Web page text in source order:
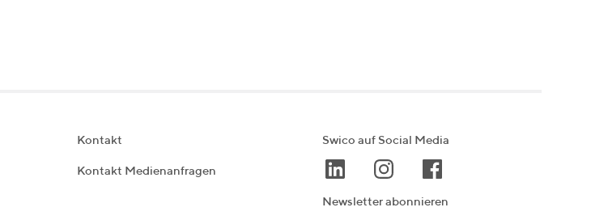
Kontakt
Kontakt Medienanfragen
Swico auf Social Media
Newsletter abonnieren